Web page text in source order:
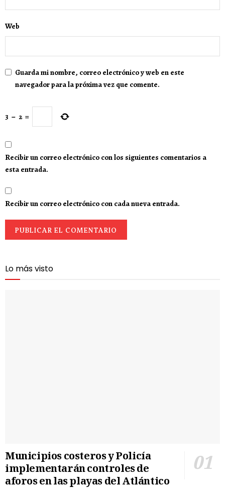
Web
Guarda mi nombre, correo electrónico y web en este
navegador para la próxima vez que comente.
3 − 2 =
Recibir un correo electrónico con los siguientes comentarios a
esta entrada.
Recibir un correo electrónico con cada nueva entrada.
Lo más visto
Municipios costeros y Policía
implementarán controles de
aforos en las playas del Atlántico